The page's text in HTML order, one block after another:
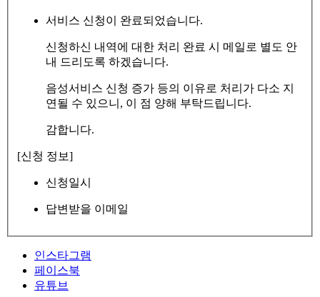
서비스 신청이 완료되었습니다.
신청하신 내역에 대한 처리 완료 시 메일로 별도 안
내 드리도록 하겠습니다.
음성서비스 신청 증가 등의 이유로 처리가 다소 지
연될 수 있으니, 이 점 양해 부탁드립니다.
감합니다.
[신청 정보]
신청일시
답변받을 이메일
인스타그램
페이스북
유튜브